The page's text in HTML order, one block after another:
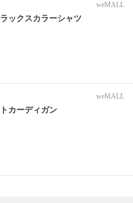
weMALL
ックスカラーシャツ
weMALL
カーディガン